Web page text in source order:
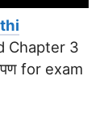
Chapter 3
for exam